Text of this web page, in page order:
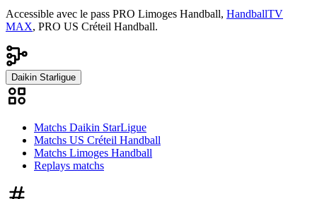
Accessible avec le pass PRO Limoges Handball, HandballTV
MAX, PRO US Créteil Handball.
Daikin Starligue
Matchs Daikin StarLigue
Matchs US Créteil Handball
Matchs Limoges Handball
Replays matchs